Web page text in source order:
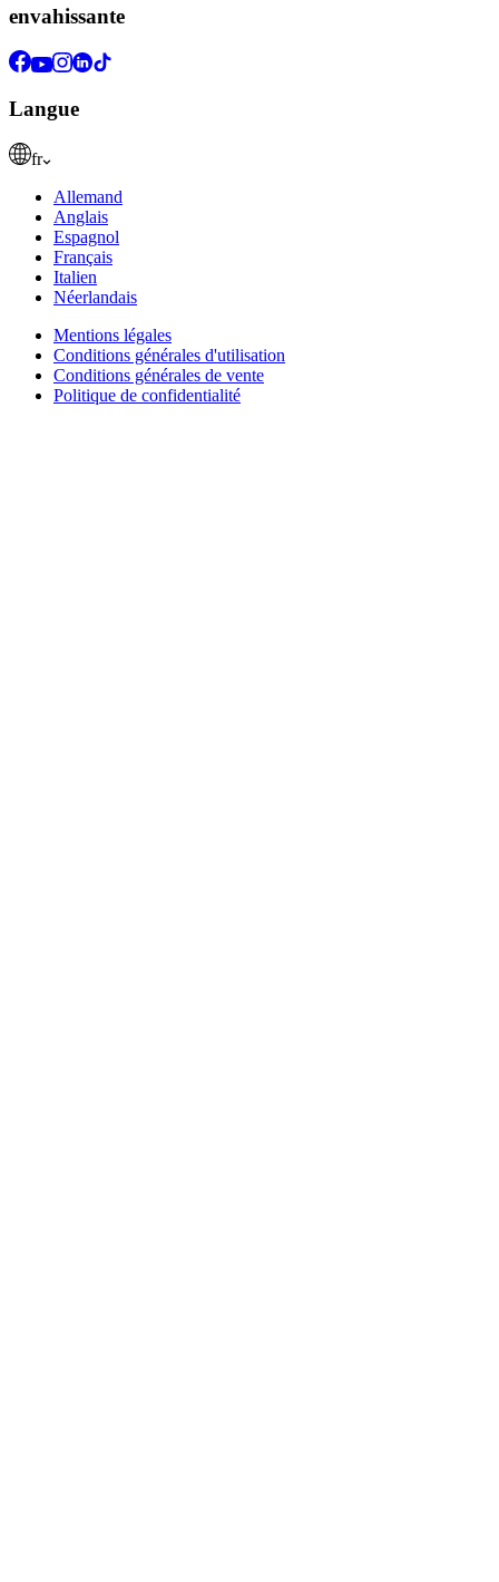
envahissante
Langue
fr
Allemand
Anglais
Espagnol
Français
Italien
Néerlandais
Mentions légales
Conditions générales d'utilisation
Conditions générales de vente
Politique de confidentialité